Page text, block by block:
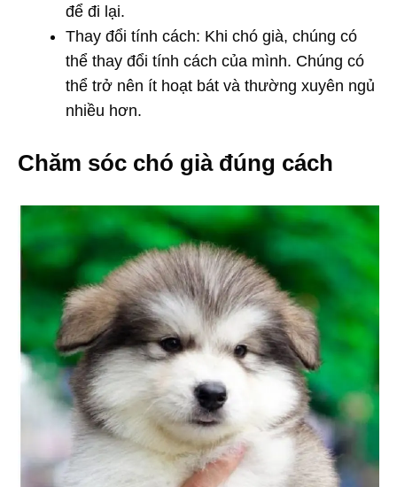
để đi lại.
Thay đổi tính cách: Khi chó già, chúng có
thể thay đổi tính cách của mình. Chúng có
thể trở nên ít hoạt bát và thường xuyên ngủ
nhiều hơn.
Chăm sóc chó già đúng cách